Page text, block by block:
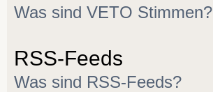
Was sind VETO Stimmen?
RSS-Feeds
Was sind RSS-Feeds?